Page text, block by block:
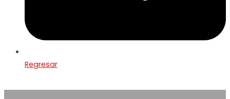
Regresar